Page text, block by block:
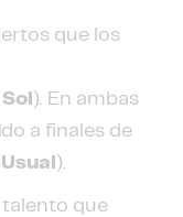
que los
). En ambas
a finales de
).
que